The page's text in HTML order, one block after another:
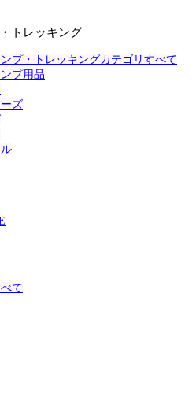
トレッキング
プ・トレッキングカテゴリすべて
プ用品
ズ
て